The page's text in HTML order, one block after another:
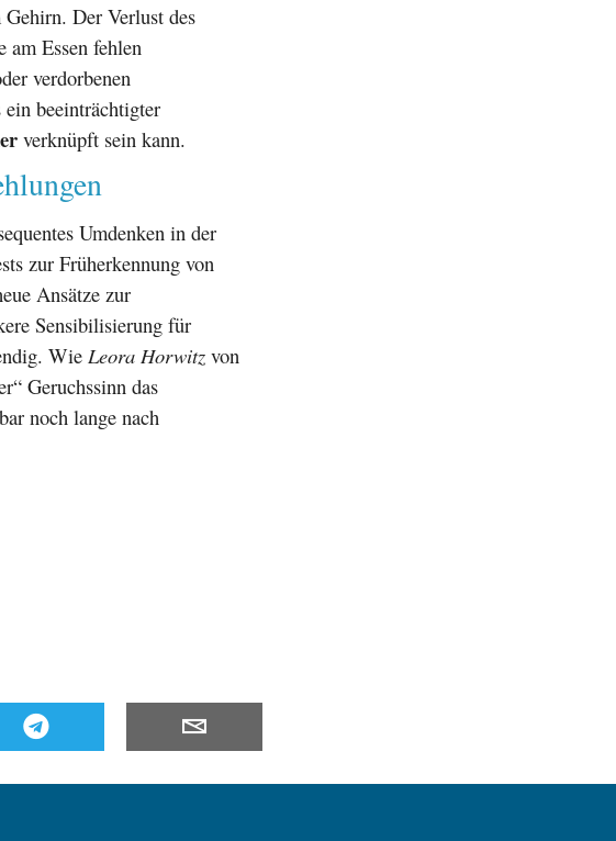
Der Verlust des
am Essen fehlen
verdorbenen
beeinträchtigter
verknüpft sein kann.
Umdenken in der
zur Früherkennung von
Ansätze zur
Sensibilisierung für
Wie Leora Horwitz von
Geruchssinn das
noch lange nach